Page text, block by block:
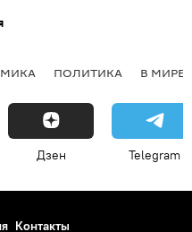
ПОЛИТИКА В МИРЕ
Дзен Telegram
Контакты